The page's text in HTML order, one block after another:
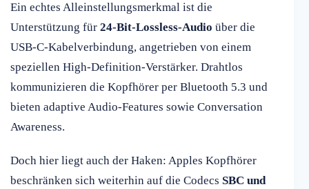
Ein echtes Alleinstellungsmerkmal ist die
Unterstützung für 24-Bit-Lossless-Audio über die
USB-C-Kabelverbindung, angetrieben von einem
speziellen High-Definition-Verstärker. Drahtlos
kommunizieren die Kopfhörer per Bluetooth 5.3 und
bieten adaptive Audio-Features sowie Conversation
Awareness.
Doch hier liegt auch der Haken: Apples Kopfhörer
beschränken sich weiterhin auf die Codecs SBC und